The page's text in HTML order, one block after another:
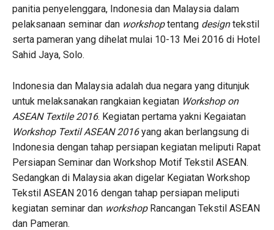
panitia penyelenggara, Indonesia dan Malaysia dalam
pelaksanaan seminar dan workshoptentang designtekstil
serta pameran yang dihelat mulai 10-13 Mei 2016 di Hotel
Sahid Jaya, Solo.
Indonesia dan Malaysia adalah dua negara yang ditunjuk
untuk melaksanakan rangkaian kegiatan Workshop on
ASEAN Textile 2016. Kegiatan pertama yakni Kegaiatan
Workshop Textil ASEAN 2016yang akan berlangsung di
Indonesia dengan tahap persiapan kegiatan meliputi Rapat
Persiapan Seminar dan Workshop Motif Tekstil ASEAN.
Sedangkan di Malaysia akan digelar Kegiatan Workshop
Tekstil ASEAN 2016 dengan tahap persiapan meliputi
kegiatan seminar dan workshopRancangan Tekstil ASEAN
dan Pameran.